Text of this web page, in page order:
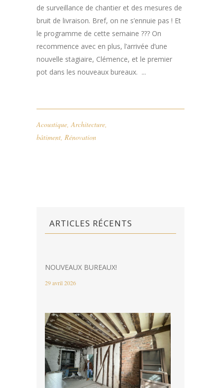
de surveillance de chantier et des mesures de
bruit de livraison. Bref, on ne s’ennuie pas ! Et
le programme de cette semaine ??? On
recommence avec en plus, l’arrivée d’une
nouvelle stagiaire, Clémence, et le premier
pot dans les nouveaux bureaux. ...
Acoustique Architecture
bâtiment Rénovation
ARTICLES RÉCENTS
NOUVEAUX BUREAUX!
29 avril 2026